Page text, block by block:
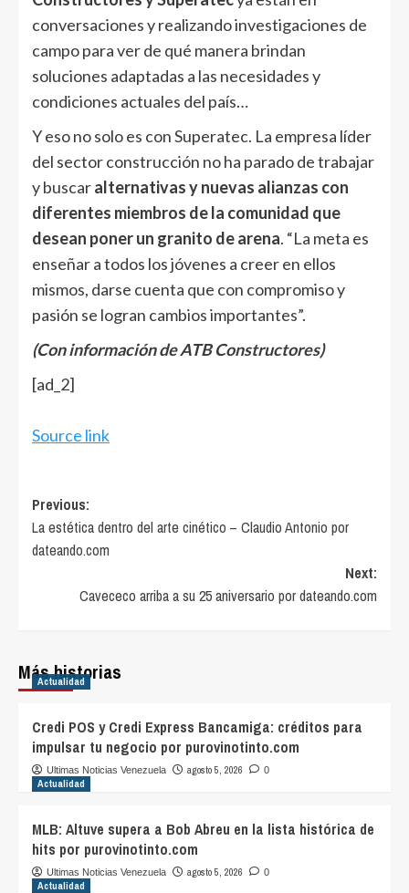
conversaciones y realizando investigaciones de
campo para ver de qué manera brindan
soluciones adaptadas a las necesidades y
condiciones actuales del país…
Y eso no solo es con Superatec. La empresa líder
del sector construcción no ha parado de trabajar
y buscaralternativas y nuevas alianzas con
diferentes miembros de la comunidad que
desean poner un granito de arena. “La meta es
enseñar a todos los jóvenes a creer en ellos
mismos, darse cuenta que con compromiso y
pasión se logran cambios importantes”.
(Con información de ATB Constructores)
[ad_2]
Source link
Post
navigation
Previous:
La estética dentro del arte cinético – Claudio Antonio por
dateando.com
Next:
Cavececo arriba a su 25 aniversario por dateando.com
Más historias
Actualidad
Credi POS y Credi Express Bancamiga: créditos para
impulsar tu negocio por purovinotinto.com
Ultimas Noticias Venezuela agosto 5, 2026 0
Actualidad
MLB: Altuve supera a Bob Abreu en la lista histórica de
hits por purovinotinto.com
Ultimas Noticias Venezuela agosto 5, 2026 0
Actualidad